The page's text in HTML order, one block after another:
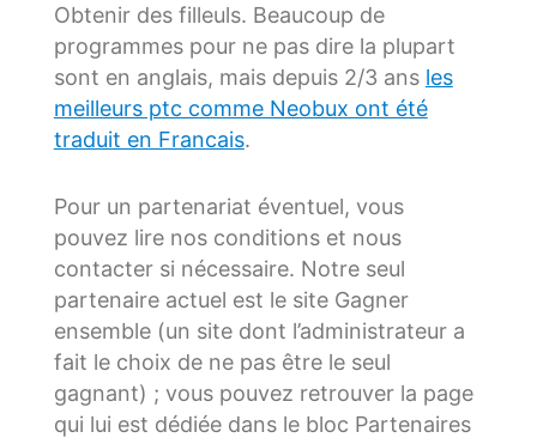
Obtenir des filleuls. Beaucoup de
programmes pour ne pas dire la plupart
sont en anglais, mais depuis 2/3 ans les
meilleurs ptc comme Neobux ont été
traduit en Francais.
Pour un partenariat éventuel, vous
pouvez lire nos conditions et nous
contacter si nécessaire. Notre seul
partenaire actuel est le site Gagner
ensemble (un site dont l’administrateur a
fait le choix de ne pas être le seul
gagnant) ; vous pouvez retrouver la page
qui lui est dédiée dans le bloc Partenaires